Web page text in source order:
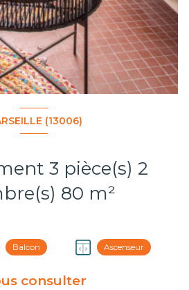
(13006)
2
chambre(s) 80 m²
Balcon Ascenseur
consulter